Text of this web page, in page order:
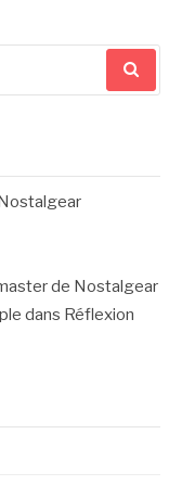
de Nostalgear
dans Réflexion